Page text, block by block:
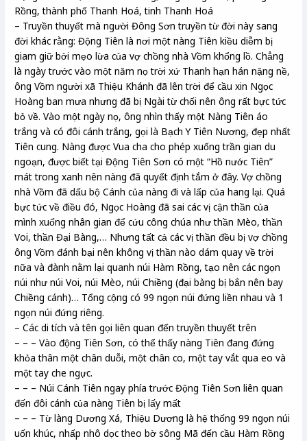
Rồng, thành phố Thanh Hoá, tinh Thanh Hoá
– Truyền thuyết mà người Đông Sơn truyền từ đời này sang
đời khác rằng: Động Tiên là nơi một nàng Tiên kiều diễm bị
giam giữ bởi mẹo lừa của vợ chồng nhà Vồm khổng lồ. Chẳng
là ngày trước vào một năm nọ trời xứ Thanh hạn hán nặng nề,
ông Vồm người xã Thiệu Khánh đã lên trời để cầu xin Ngọc
Hoàng ban mưa nhưng đã bị Ngài từ chối nên ông rất bực tức
bỏ về. Vào một ngày nọ, ông nhìn thấy một Nàng Tiên áo
trắng và có đôi cánh trắng, gọi là Bạch Y Tiên Nương, đẹp nhất
Tiên cung. Nàng được Vua cha cho phép xuống trần gian du
ngoạn, được biết tại Động Tiên Sơn có một “Hồ nước Tiên”
mát trong xanh nên nàng đã quyết định tắm ở đây. Vợ chồng
nhà Vồm đã dấu bộ Cánh của nàng đi và lấp của hang lại. Quá
bực tức về điều đó, Ngọc Hoàng đã sai các vị cận thần của
mình xuống nhân gian để cứu công chúa như thần Mèo, thần
Voi, thần Đại Bàng,… Nhưng tất cả các vị thần đều bị vợ chồng
ông Vồm đánh bại nên không vị thần nào dám quay về trời
nữa và đành nằm lại quanh núi Hàm Rồng, tạo nên các ngọn
núi như núi Voi, núi Mèo, núi Chiềng (đại bàng bị bắn nên bay
Chiềng cánh)… Tổng cộng có 99 ngọn núi đứng liền nhau và 1
ngọn núi đứng riêng.
– Các di tích và tên gọi liên quan đến truyền thuyết trên
– – – Vào động Tiên Sơn, có thể thấy nàng Tiên đang đứng
khỏa thân một chân duỗi, một chân co, một tay vắt qua eo và
một tay che ngực.
– – – Núi Cánh Tiên ngay phía trước Động Tiên Sơn liên quan
đến đôi cánh của nàng Tiên bị lấy mất
– – – Từ làng Dương Xá, Thiệu Dương là hệ thống 99 ngọn núi
uốn khúc, nhấp nhô dọc theo bờ sông Mã đến cầu Hàm Rồng